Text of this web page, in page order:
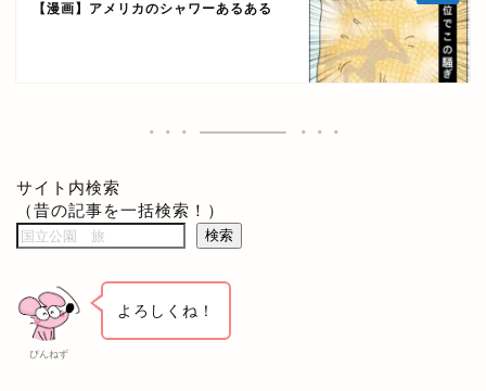
【漫画】アメリカのシャワーあるある
サイト内検索
（昔の記事を一括検索！）
検索
ぴんねず
よろしくね！